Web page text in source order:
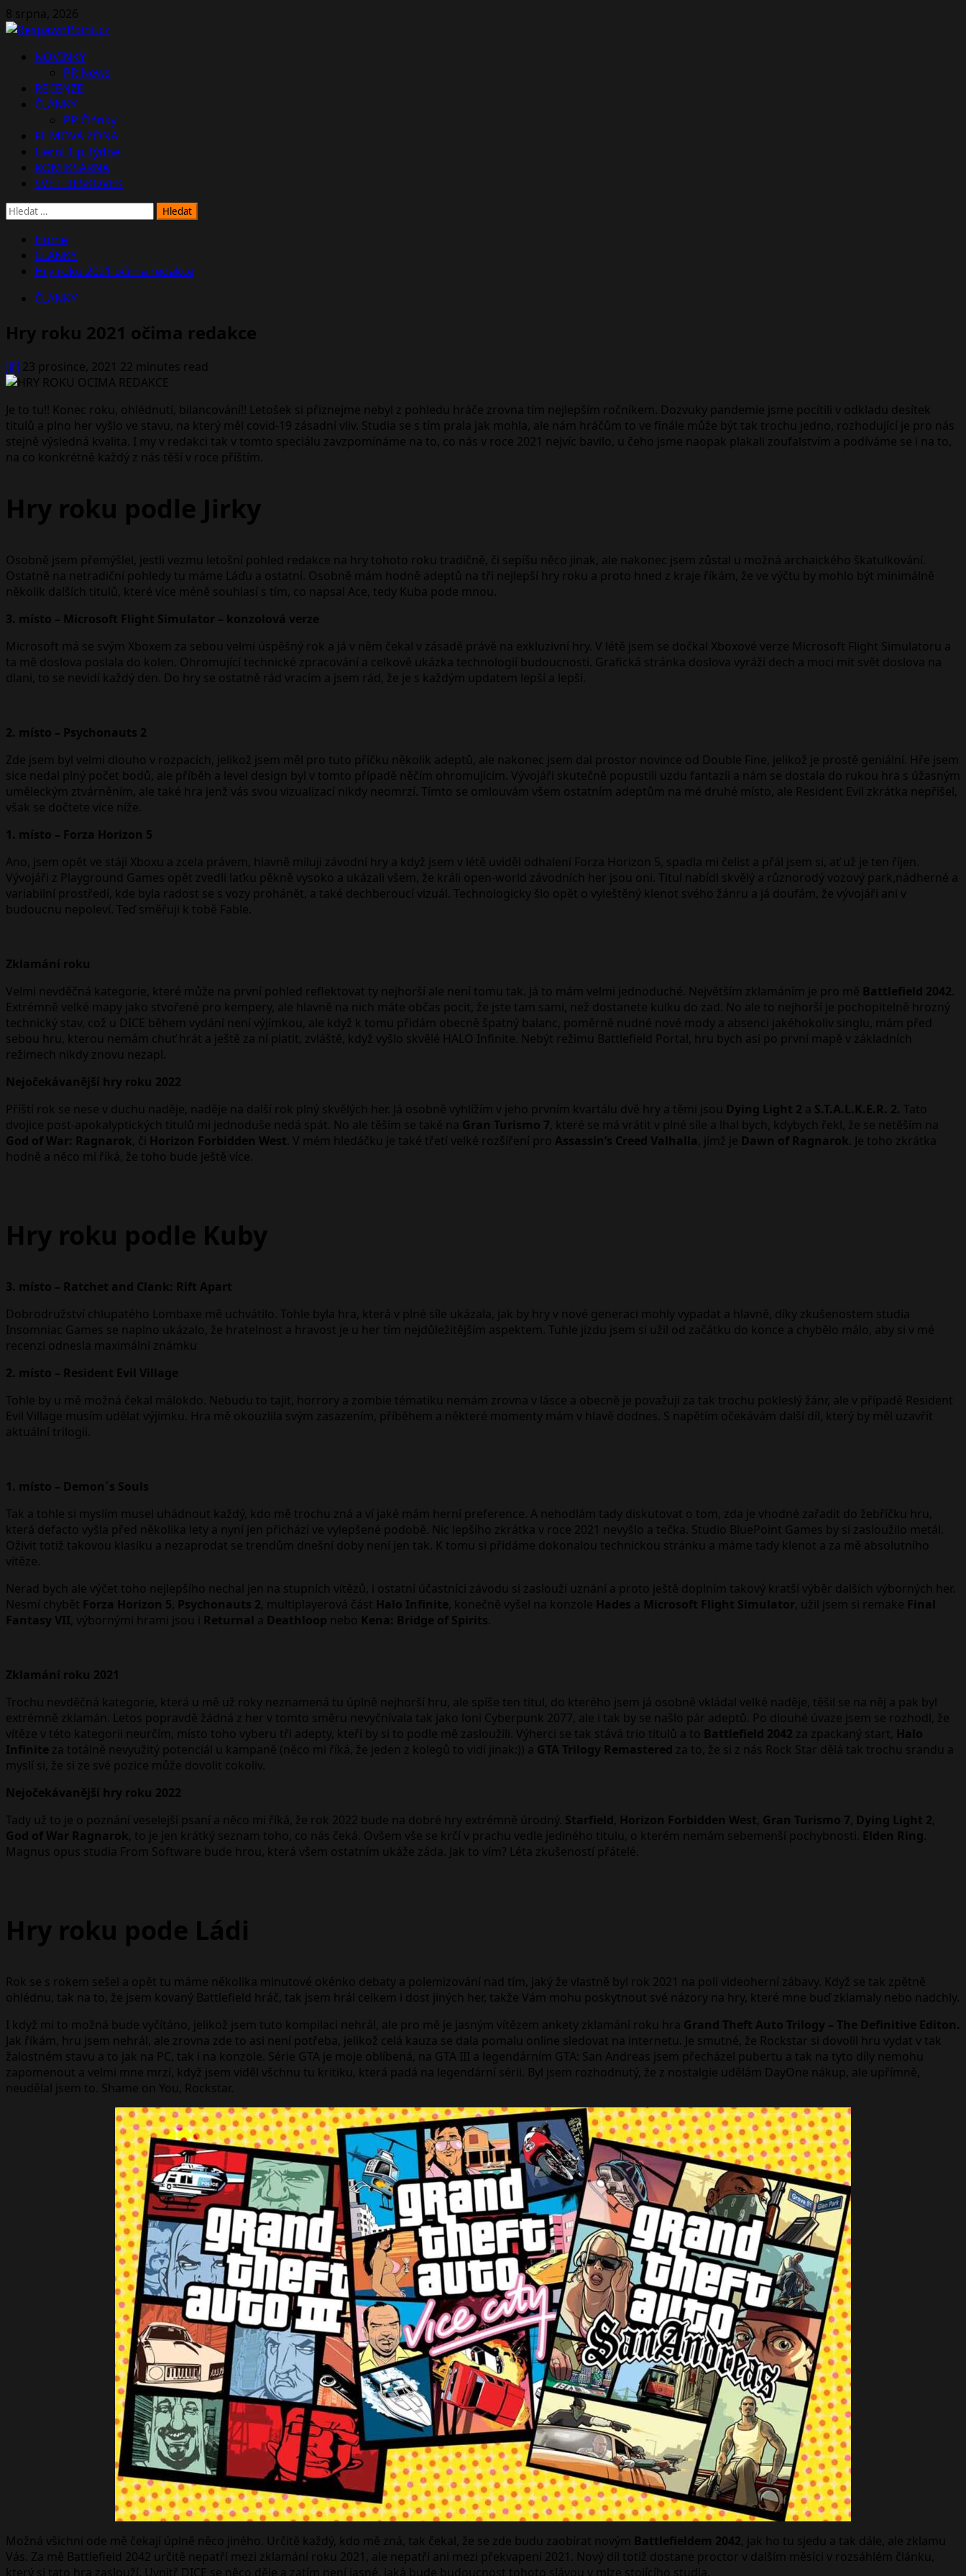
Skip
to
8 srpna, 2026
PrimaryNOVINKY
PR News
RECENZE
ČLÁNKY
PR Články
FILMOVÁ ZÓNA
Herní Tip Týdne
KOMIKSÁRNA
SVĚT DESKOVEK
Vyhledávání
Home
ČLÁNKY
Hry roku 2021 očima redakce
ČLÁNKY
Hry roku 2021 očima redakce
Jiří23 prosince, 2021 22 minutes read
Je to tu!! Konec roku, ohlédnutí, bilancování!! Letošek si přiznejme nebyl z pohledu hráče zrovna tím nejlepším ročníkem. Dozvuky pandemie jsme pocítili v odkladu desítek
titulů a plno her vyšlo ve stavu, na který měl covid-19 zásadní vliv. Studia se s tím prala jak mohla, ale nám hráčům to ve finále může být tak trochu jedno, rozhodující je pro nás
stejně výsledná kvalita. I my v redakci tak v tomto speciálu zavzpomínáme na to, co nás v roce 2021 nejvíc bavilo, u čeho jsme naopak plakali zoufalstvím a podíváme se i na to,
na co konkrétně každý z nás těší v roce příštím.
Hry roku podle Jirky
Osobně jsem přemýšlel, jestli vezmu letošní pohled redakce na hry tohoto roku tradičně, či sepíšu něco jinak, ale nakonec jsem zůstal u možná archaického škatulkování.
Ostatně na netradiční pohledy tu máme Láďu a ostatní. Osobně mám hodně adeptů na tři nejlepší hry roku a proto hned z kraje říkám, že ve výčtu by mohlo být minimálně
několik dalších titulů, které více méně souhlasí s tím, co napsal Ace, tedy Kuba pode mnou.
3. místo – Microsoft Flight Simulator – konzolová verze
Microsoft má se svým Xboxem za sebou velmi úspěšný rok a já v něm čekal v zásadě právě na exkluzivní hry. V létě jsem se dočkal Xboxové verze Microsoft Flight Simulatoru a
ta mě doslova poslala do kolen. Ohromující technické zpracování a celkově ukázka technologií budoucnosti. Grafická stránka doslova vyráží dech a moci mít svět doslova na
dlani, to se nevidí každý den. Do hry se ostatně rád vracím a jsem rád, že je s každým updatem lepší a lepší.
2. místo – Psychonauts 2
Zde jsem byl velmi dlouho v rozpacích, jelikož jsem měl pro tuto příčku několik adeptů, ale nakonec jsem dal prostor novince od Double Fine, jelikož je prostě geniální. Hře jsem
sice nedal plný počet bodů, ale příběh a level design byl v tomto případě něčím ohromujícím. Vývojáři skutečně popustili uzdu fantazii a nám se dostala do rukou hra s úžasným
uměleckým ztvárněním, ale také hra jenž vás svou vizualizací nikdy neomrzí. Tímto se omlouvám všem ostatním adeptům na mé druhé místo, ale Resident Evil zkrátka nepřišel,
však se dočtete více níže.
1. místo – Forza Horizon 5
Ano, jsem opět ve stáji Xboxu a zcela právem, hlavně miluji závodní hry a když jsem v létě uviděl odhalení Forza Horizon 5, spadla mi čelist a přál jsem si, ať už je ten říjen.
Vývojáři z Playground Games opět zvedli laťku pěkně vysoko a ukázali všem, že králi open-world závodních her jsou oni. Titul nabídl skvělý a různorodý vozový park,nádherné a
variabilní prostředí, kde byla radost se s vozy prohánět, a také dechberoucí vizuál. Technologicky šlo opět o vyleštěný klenot svého žánru a já doufám, že vývojáři ani v
budoucnu nepoleví. Teď směřuji k tobě Fable.
Zklamání roku
Velmi nevděčná kategorie, které může na první pohled reflektovat ty nejhorší ale není tomu tak. Já to mám velmi jednoduché. Největším zklamáním je pro mě Battlefield 2042.
Extrémně velké mapy jako stvořené pro kempery, ale hlavně na nich máte občas pocit, že jste tam sami, než dostanete kulku do zad. No ale to nejhorší je pochopitelně hrozný
technický stav, což u DICE během vydání není výjímkou, ale když k tomu přidám obecně špatný balanc, poměrně nudné nové mody a absenci jakéhokoliv singlu, mám před
sebou hru, kterou nemám chuť hrát a ještě za ní platit, zvláště, když vyšlo skvělé HALO Infinite. Nebýt režimu Battlefield Portal, hru bych asi po první mapě v základních
režimech nikdy znovu nezapl.
Nejočekávanější hry roku 2022
Příští rok se nese v duchu naděje, naděje na další rok plný skvělých her. Já osobně vyhlížím v jeho prvním kvartálu dvě hry a těmi jsou Dying Light 2 a S.T.A.L.K.E.R. 2. Tato
dvojice post-apokalyptických titulů mi jednoduše nedá spát. No ale těším se také na Gran Turismo 7, které se má vrátit v plné síle a lhal bych, kdybych řekl, že se netěším na
God of War: Ragnarok, či Horizon Forbidden West. V mém hledáčku je také třetí velké rozšíření pro Assassin’s Creed Valhalla, jímž je Dawn of Ragnarok. Je toho zkrátka
hodně a něco mi říká, že toho bude ještě více.
Hry roku podle Kuby
3. místo – Ratchet and Clank: Rift Apart
Dobrodružství chlupatého Lombaxe mě uchvátilo. Tohle byla hra, která v plné síle ukázala, jak by hry v nové generaci mohly vypadat a hlavně, díky zkušenostem studia
Insomniac Games se naplno ukázalo, že hratelnost a hravost je u her tím nejdůležitějším aspektem. Tuhle jízdu jsem si užil od začátku do konce a chybělo málo, aby si v mé
recenzi odnesla maximální známku
2. místo – Resident Evil Village
Tohle by u mě možná čekal málokdo. Nebudu to tajit, horrory a zombie tématiku nemám zrovna v lásce a obecně je považuji za tak trochu pokleslý žánr, ale v případě Resident
Evil Village musím udělat výjimku. Hra mě okouzlila svým zasazením, příběhem a některé momenty mám v hlavě dodnes. S napětím očekávám další díl, který by měl uzavřít
aktuální trilogii.
1. místo – Demon´s Souls
Tak a tohle si myslím musel uhádnout každý, kdo mě trochu zná a ví jaké mám herní preference. A nehodlám tady diskutovat o tom, zda je vhodné zařadit do žebříčku hru,
která defacto vyšla před několika lety a nyní jen přichází ve vylepšené podobě. Nic lepšího zkrátka v roce 2021 nevyšlo a tečka. Studio BluePoint Games by si zasloužilo metál.
Oživit totiž takovou klasiku a nezaprodat se trendům dnešní doby není jen tak. K tomu si přidáme dokonalou technickou stránku a máme tady klenot a za mě absolutního
vítěze.
Nerad bych ale výčet toho nejlepšího nechal jen na stupních vítězů, i ostatní účastníci závodu si zaslouží uznání a proto ještě doplním takový kratší výběr dalších výborných her.
Nesmí chybět Forza Horizon 5, Psychonauts 2, multiplayerová část Halo Infinite, konečně vyšel na konzole Hades a Microsoft Flight Simulator, užil jsem si remake Final
Fantasy VII, výbornými hrami jsou i Returnal a Deathloop nebo Kena: Bridge of Spirits.
Zklamání roku 2021
Trochu nevděčná kategorie, která u mě už roky neznamená tu úplně nejhorší hru, ale spíše ten titul, do kterého jsem já osobně vkládal velké naděje, těšil se na něj a pak byl
extrémně zklamán. Letos popravdě žádná z her v tomto směru nevyčnívala tak jako loni Cyberpunk 2077, ale i tak by se našlo pár adeptů. Po dlouhé úvaze jsem se rozhodl, že
vítěze v této kategorii neurčím, místo toho vyberu tři adepty, kteří by si to podle mě zasloužili. Výherci se tak stává trio titulů a to Battlefield 2042 za zpackaný start, Halo
Infinite za totálně nevyužitý potenciál u kampaně (něco mi říká, že jeden z kolegů to vidí jinak:)) a GTA Trilogy Remastered za to, že si z nás Rock Star dělá tak trochu srandu a
myslí si, že si ze své pozice může dovolit cokoliv.
Nejočekávanější hry roku 2022
Tady už to je o poznání veselejší psaní a něco mi říká, že rok 2022 bude na dobré hry extrémně úrodný. Starfield, Horizon Forbidden West, Gran Turismo 7, Dying Light 2,
God of War Ragnarok, to je jen krátký seznam toho, co nás čeká. Ovšem vše se krčí v prachu vedle jediného titulu, o kterém nemám sebemenší pochybnosti. Elden Ring.
Magnus opus studia From Software bude hrou, která všem ostatním ukáže záda. Jak to vím? Léta zkušeností přátelé.
Hry roku pode Ládi
Rok se s rokem sešel a opět tu máme několika minutové okénko debaty a polemizování nad tím, jaký že vlastně byl rok 2021 na poli videoherní zábavy. Když se tak zpětně
ohlédnu, tak na to, že jsem kovaný Battlefield hráč, tak jsem hrál celkem i dost jiných her, takže Vám mohu poskytnout své názory na hry, které mne buď zklamaly nebo nadchly.
I když mi to možná bude vyčítáno, jelikož jsem tuto kompilaci nehrál, ale pro mě je jasným vítězem ankety zklamání roku hra Grand Theft Auto Trilogy – The Definitive Editon.
Jak říkám, hru jsem nehrál, ale zrovna zde to asi není potřeba, jelikož celá kauza se dala pomalu online sledovat na internetu. Je smutné, že Rockstar si dovolil hru vydat v tak
žalostném stavu a to jak na PC, tak i na konzole. Série GTA je moje oblíbená, na GTA III a legendárním GTA: San Andreas jsem přecházel pubertu a tak na tyto díly nemohu
zapomenout a velmi mne mrzí, když jsem viděl všchnu tu kritiku, která padá na legendární sérii. Byl jsem rozhodnutý, že z nostalgie udělám DayOne nákup, ale upřímně,
neudělal jsem to. Shame on You, Rockstar.
Možná všichni ode mě čekají úplně něco jiného. Určitě každý, kdo mě zná, tak čekal, že se zde budu zaobírat novým Battlefieldem 2042, jak ho tu sjedu a tak dále, ale zklamu
Vás. Za mě Battlefield 2042 určitě nepatří mezi zklamání roku 2021, ale nepatří ani mezi překvapení 2021. Nový díl totiž dostane proctor v dalším měsíci v rozsáhlém článku,
který si tato hra zaslouží. Uvnitř DICE se něco děje a zatím není jasné, jaká bude budoucnost tohoto slávou v mlze stojícího studia.